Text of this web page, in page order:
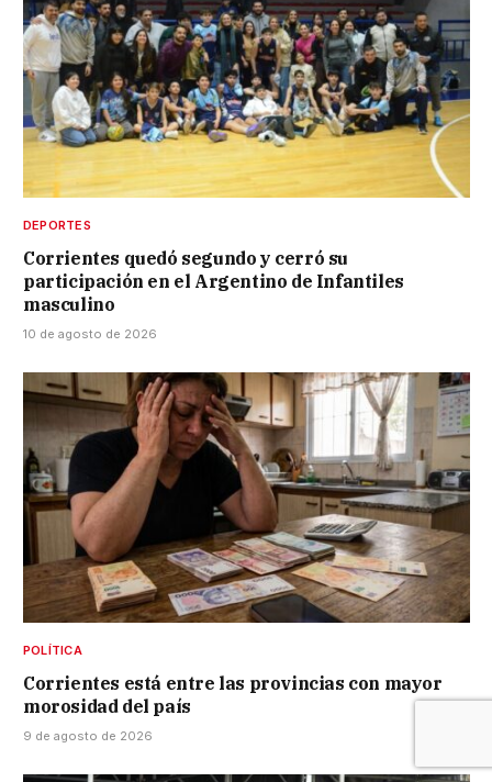
DEPORTES
Corrientes quedó segundo y cerró su
participación en el Argentino de Infantiles
masculino
10 de agosto de 2026
POLÍTICA
Corrientes está entre las provincias con mayor
morosidad del país
9 de agosto de 2026